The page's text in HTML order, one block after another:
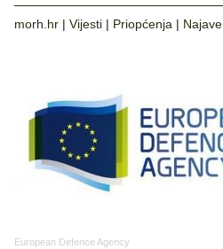
morh.hr | Vijesti | Priopćenja | Najave
European Defence Agency